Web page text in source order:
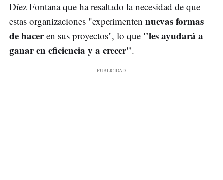
Díez Fontana que ha resaltado la necesidad de que
estas organizaciones "experimenten nuevas formas
de haceren sus proyectos", lo que "les ayudará a
ganar en eficiencia y a crecer".